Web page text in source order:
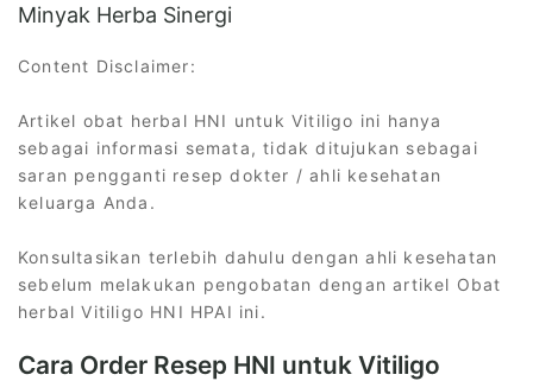
Minyak Herba Sinergi
Content Disclaimer:
Artikel obat herbal HNI untuk Vitiligo ini hanya
sebagai informasi semata, tidak ditujukan sebagai
saran pengganti resep dokter / ahli kesehatan
keluarga Anda.
Konsultasikan terlebih dahulu dengan ahli kesehatan
sebelum melakukan pengobatan dengan artikel Obat
herbal Vitiligo HNI HPAI ini.
Cara Order Resep HNI untuk Vitiligo